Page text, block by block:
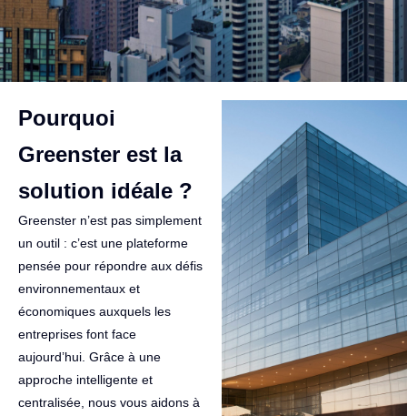
Pourquoi
Greenster est la
solution idéale ?
Greenster n’est pas simplement
un outil : c’est une plateforme
pensée pour répondre aux défis
environnementaux et
économiques auxquels les
entreprises font face
aujourd’hui. Grâce à une
approche intelligente et
centralisée, nous vous aidons à